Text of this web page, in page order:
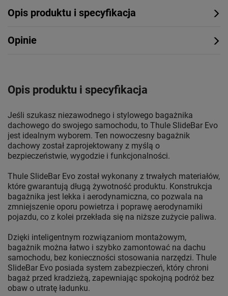
Opis produktu i specyfikacja
Opinie
Opis produktu i specyfikacja
Jeśli szukasz niezawodnego i stylowego bagażnika
dachowego do swojego samochodu, to Thule SlideBar Evo
jest idealnym wyborem. Ten nowoczesny bagażnik
dachowy został zaprojektowany z myślą o
bezpieczeństwie, wygodzie i funkcjonalności.
Thule SlideBar Evo został wykonany z trwałych materiałów,
które gwarantują długą żywotność produktu. Konstrukcja
bagażnika jest lekka i aerodynamiczna, co pozwala na
zmniejszenie oporu powietrza i poprawę aerodynamiki
pojazdu, co z kolei przekłada się na niższe zużycie paliwa.
Dzięki inteligentnym rozwiązaniom montażowym,
bagażnik można łatwo i szybko zamontować na dachu
samochodu, bez konieczności stosowania narzędzi. Thule
SlideBar Evo posiada system zabezpieczeń, który chroni
bagaż przed kradzieżą, zapewniając spokojną podróż bez
obaw o utratę ładunku.